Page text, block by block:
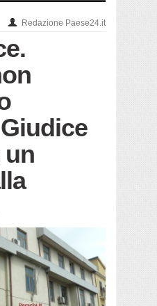
Redazione Paese24.it
un